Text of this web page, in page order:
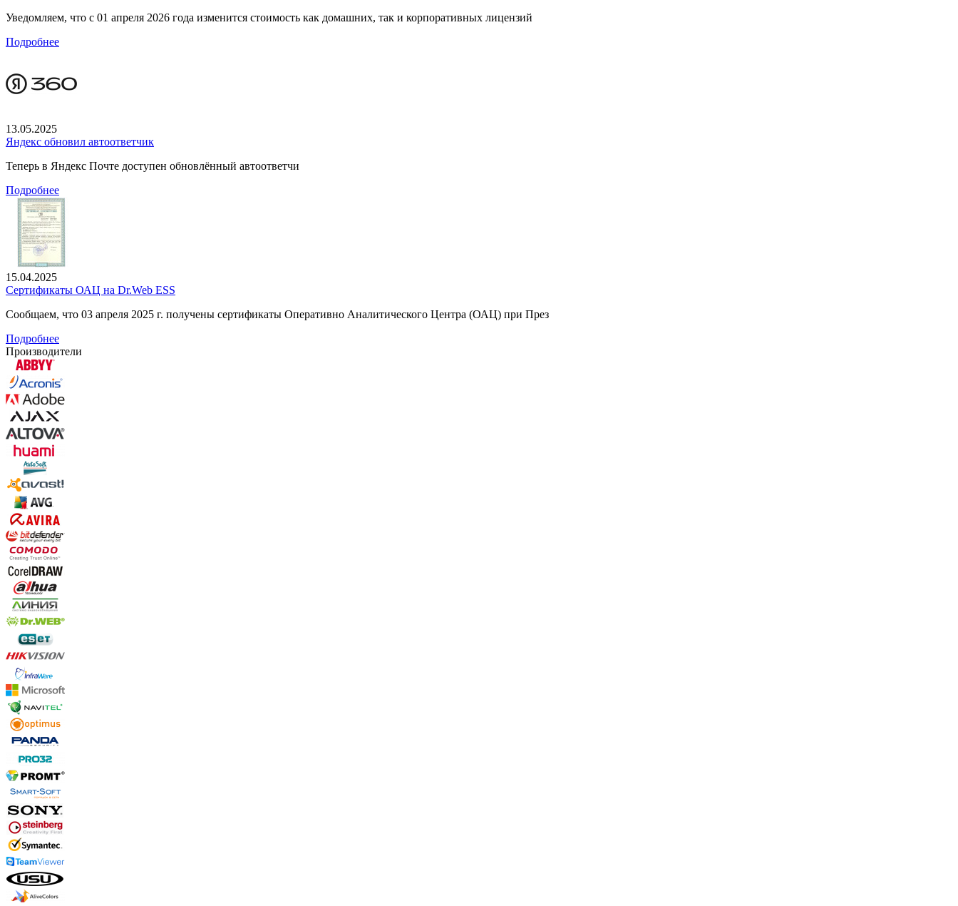
Уведомляем, что с 01 апреля 2026 года изменится стоимость как домашних, так и корпоративных лицензий
Подробнее
13.05.2025
Яндекс обновил автоответчик
Теперь в Яндекс Почте доступен обновлённый автоответчи
Подробнее
15.04.2025
Сертификаты ОАЦ на Dr.Web ESS
Сообщаем, что 03 апреля 2025 г. получены сертификаты Оперативно Аналитического Центра (ОАЦ) при През
Подробнее
Производители